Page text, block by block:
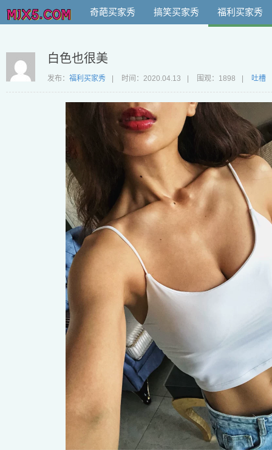
奇葩买家秀 搞笑买家秀 福利买家秀
白色也很美
发布： 福利买家秀 时间： 2020.04.13 围观：1898 吐槽